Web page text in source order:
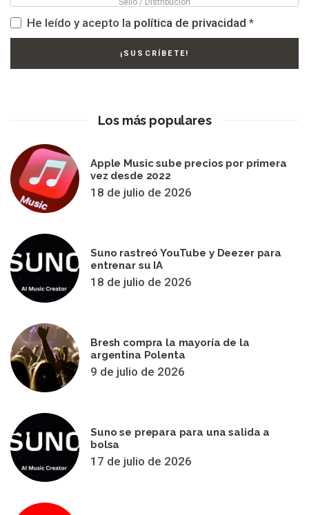
He leído y acepto la política de privacidad *
Los más populares
Apple Music sube precios por primera
vez desde 2022
18 de julio de 2026
Suno rastreó YouTube y Deezer para
entrenar su IA
18 de julio de 2026
Bresh compra la mayoría de la
argentina Polenta
9 de julio de 2026
Suno se prepara para una salida a
bolsa
17 de julio de 2026